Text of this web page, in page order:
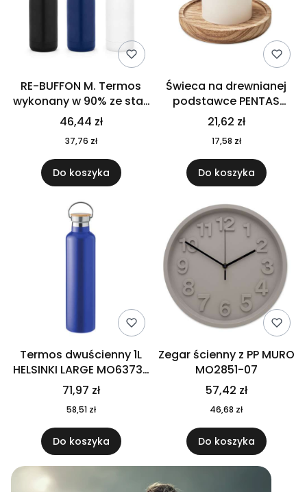
RE-BUFFON M. Termos
wykonany w 90% ze stali
nierdzewnej
pochodzącej z
recyklingu 520 ml 94294
46,44 zł
37,76 zł
Do koszyka
Świeca na drewnianej
podstawce PENTAS
MO6282-40
21,62 zł
17,58 zł
Do koszyka
Termos dwuścienny 1L
HELSINKI LARGE MO6373-
04
71,97 zł
58,51 zł
Do koszyka
Zegar ścienny z PP MURO
MO2851-07
57,42 zł
46,68 zł
Do koszyka